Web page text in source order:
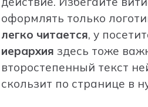
оформлять только
легко читается, у
иерархия здесь тоже
второстепенный текст
скользит по странице в